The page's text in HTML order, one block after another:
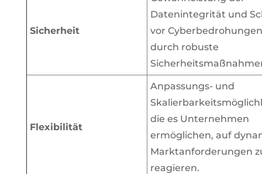
Sicherheit
Datenintegrität und
vor Cyberbedrohungen
durch robuste
Flexibilität
Anpassungs- und
die es Unternehmen
ermöglichen, auf
Marktanforderungen
reagieren.